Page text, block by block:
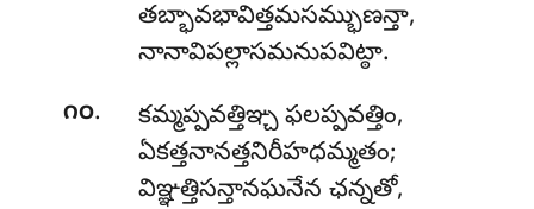
తబ్భావభావిత్తమసమ్భుణన్తా,
నానావిపల్లాసమనుపవిట్ఠా.
౧౦.
కమ్మప్పవత్తిఞ్చ ఫలప్పవత్తిం,
ఏకత్తనానత్తనిరీహధమ్మతం;
విఞ్ఞత్తిసన్తానఘనేన ఛన్నతో,